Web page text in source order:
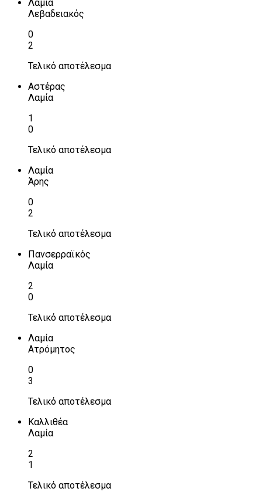
Λαμία
Λεβαδειακός
0
2
Τελικό αποτέλεσμα
Αστέρας
Λαμία
1
0
Τελικό αποτέλεσμα
Λαμία
Άρης
0
2
Τελικό αποτέλεσμα
Πανσερραϊκός
Λαμία
2
0
Τελικό αποτέλεσμα
Λαμία
Ατρόμητος
0
3
Τελικό αποτέλεσμα
Καλλιθέα
Λαμία
2
1
Τελικό αποτέλεσμα